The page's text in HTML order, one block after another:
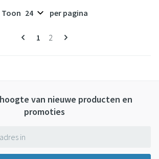
Pagina's
U lees momenteel pagina
1 Pagina
2
Toon per pagina
van nieuwe producten en
promoties